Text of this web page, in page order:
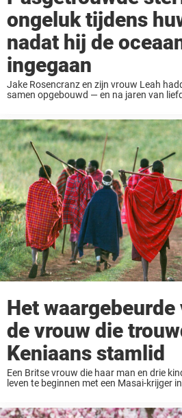
ongeluk tijdens
nadat hij de
ingegaan
Jake Rosencranz en zijn vrouw Leah
samen opgebouwd — en na jaren van
Het waargebeurde
de vrouw die
Keniaans stamlid
Een Britse vrouw die haar man en drie
leven te beginnen met een Masai-krijger